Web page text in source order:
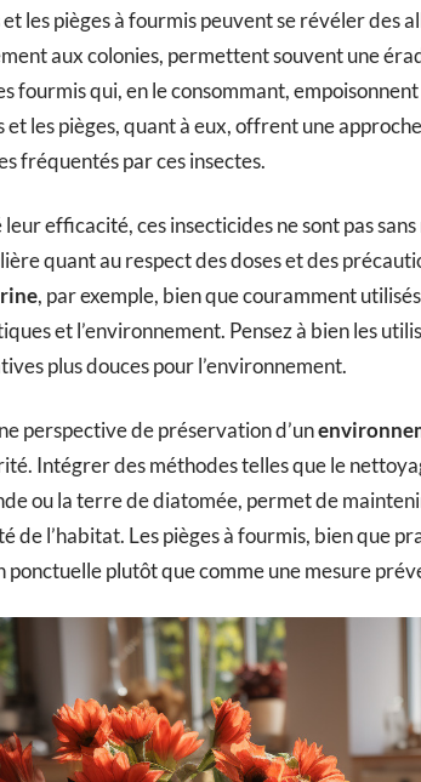
et les pièges à fourmis peuvent se révéler des
aux colonies, permettent souvent une
fourmis qui, en le consommant,
et les pièges, quant à eux, offrent une
fréquentés par ces insectes.
efficacité, ces insecticides ne sont pas
quant au respect des doses et des
, par exemple, bien que couramment
et l’environnement. Pensez à bien les
plus douces pour l’environnement.
perspective de préservation d’un
Intégrer des méthodes telles que le
ou la terre de diatomée, permet de
de l’habitat. Les pièges à fourmis, bien que
ponctuelle plutôt que comme une mesure